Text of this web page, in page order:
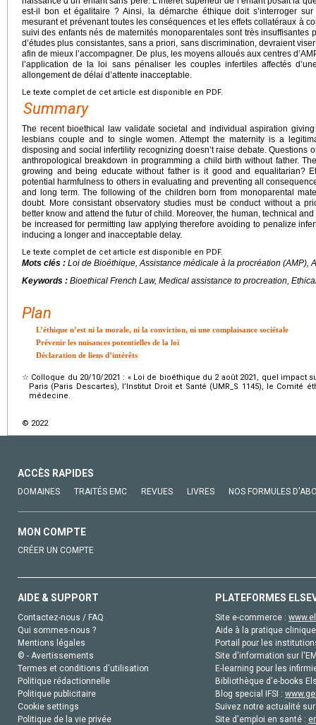
est-il bon et égalitaire ? Ainsi, la démarche éthique doit s’interroger
mesurant et prévenant toutes les conséquences et les effets collatéraux à
suivi des enfants nés de maternités monoparentales sont très insuffisantes
d’études plus consistantes, sans a priori, sans discrimination, devraient
afin de mieux l’accompagner. De plus, les moyens alloués aux centres
l’application de la loi sans pénaliser les couples infertiles affectés
allongement de délai d’attente inacceptable.
Le texte complet de cet article est disponible en PDF.
Summary
The recent bioethical law validate societal and individual aspiration
lesbians couple and to single women. Attempt the maternity is a
disposing and social infertility recognizing doesn’t raise debate. Questions
anthropological breakdown in programming a child birth without father.
growing and being educate without father is it good and equalitarian?
potential harmfulness to others in evaluating and preventing all
and long term. The following of the children born from monoparental
doubt. More consistant observatory studies must be conduct without a
better know and attend the futur of child. Moreover, the human, technical
be increased for permitting law applying therefore avoiding to penalize
inducing a longer and inacceptable delay.
Le texte complet de cet article est disponible en PDF.
Mots clés : Loi de Bioéthique, Assistance médicale à la procréation (AMP),
Keywords : Bioethical French Law, Medical assistance to procreation,
Plan
L’éthique n’est ni la morale, ni la conviction, ni une complaisance sociétale
Prévenir les nuisances potentielles de la loi
Déclaration de liens d’intérêts
☆ Colloque du 20/10/2021 : « Loi de bioéthique du 2 août 2021, quel impact
Paris (Paris Descartes), l’Institut Droit et Santé (UMR_S 1145), le Comité
médecine.
© 2022
ACCÈS RAPIDES
DOMAINES TRAITÉS EMC REVUES LIVRES NOS FORMULES
MON COMPTE
CRÉER UN COMPTE
AIDE & SUPPORT
Contactez-nous / FAQ
Qui sommes-nous ?
Mentions légales
© - Avertissements
Termes et conditions d'utilisation
Politique rédactionnelle
Politique publicitaire
Cookie settings
Politique de la vie privée
PLATEFORMES
Site e-commerce :
Aide à la pratique
Portail pour les
Site d'information sur
E-learning pour les
Bibliothèque d'e-books
Blog special IFSI :
Suivez notre actualité
Site d'emploi en santé :